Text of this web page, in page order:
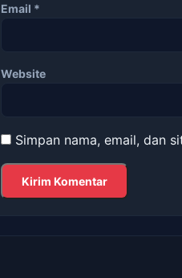
Email *
Website
Simpan nama, email, dan